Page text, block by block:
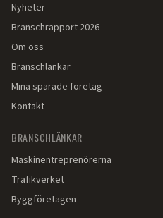
Nyheter
Branschrapport 2026
Om oss
Branschlänkar
Mina sparade företag
Kontakt
BRANSCHLÄNKAR
Maskinentreprenörerna
Trafikverket
Byggföretagen